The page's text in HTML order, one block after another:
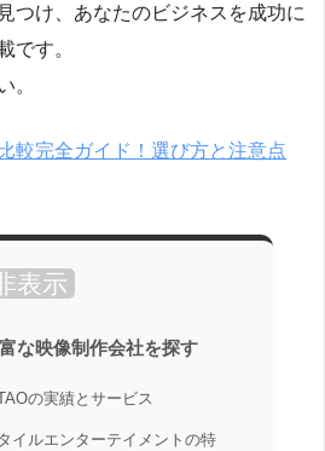
つけ、あなたのビジネスを成功に
です。
。
較完全ガイド！選び方と注意点
表示
な映像制作会社を探す
の実績とサービス
イルエンターテイメントの特